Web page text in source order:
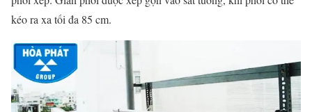
kéo ra xa tối đa 85 cm.